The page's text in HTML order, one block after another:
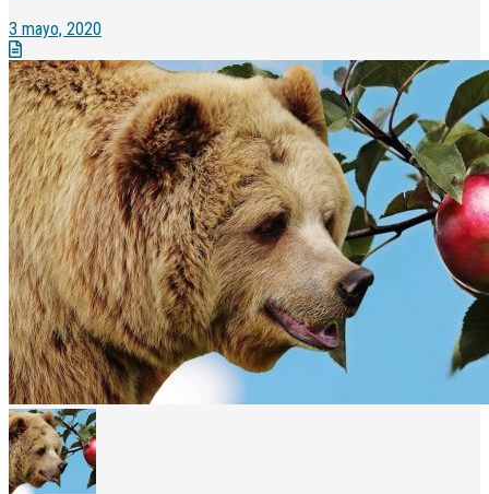
3 mayo, 2020